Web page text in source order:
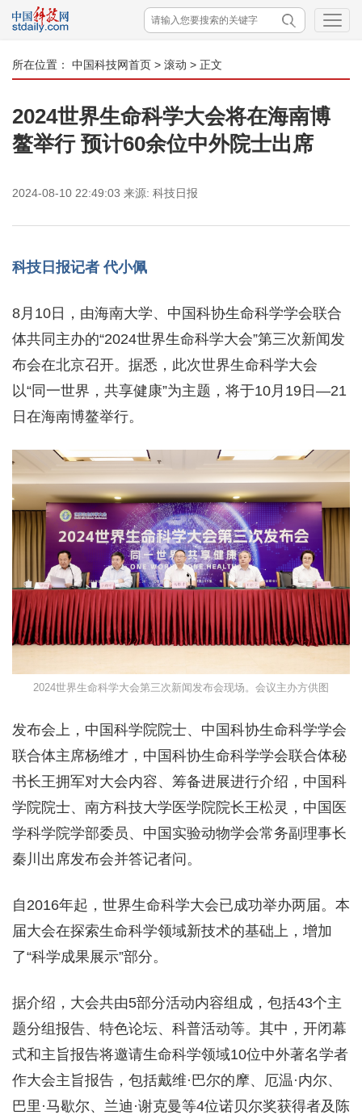
所在位置： 中国科技网首页 > 滚动 > 正文
2024世界生命科学大会将在海南博
鳌举行 预计60余位中外院士出席
2024-08-10 22:49:03 来源: 科技日报
科技日报记者 代小佩
8月10日，由海南大学、中国科协生命科学学会联合
体共同主办的“2024世界生命科学大会”第三次新闻发
布会在北京召开。据悉，此次世界生命科学大会
以“同一世界，共享健康”为主题，将于10月19日—21
日在海南博鳌举行。
2024世界生命科学大会第三次新闻发布会现场。会议主办方供图
发布会上，中国科学院院士、中国科协生命科学学会
联合体主席杨维才，中国科协生命科学学会联合体秘
书长王拥军对大会内容、筹备进展进行介绍，中国科
学院院士、南方科技大学医学院院长王松灵，中国医
学科学院学部委员、中国实验动物学会常务副理事长
秦川出席发布会并答记者问。
自2016年起，世界生命科学大会已成功举办两届。本
届大会在探索生命科学领域新技术的基础上，增加
了“科学成果展示”部分。
据介绍，大会共由5部分活动内容组成，包括43个主
题分组报告、特色论坛、科普活动等。其中，开闭幕
式和主旨报告将邀请生命科学领域10位中外著名学者
作大会主旨报告，包括戴维·巴尔的摩、厄温·内尔、
巴里·马歇尔、兰迪·谢克曼等4位诺贝尔奖获得者及陈